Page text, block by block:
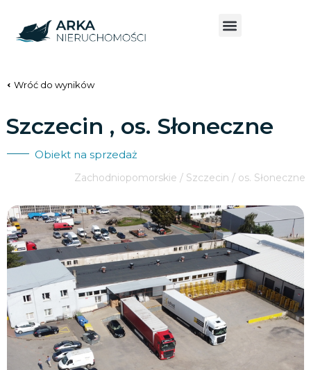
Wróć do wyników
Szczecin , os. Słoneczne
Obiekt na sprzedaż
Zachodniopomorskie / Szczecin / os. Słoneczne